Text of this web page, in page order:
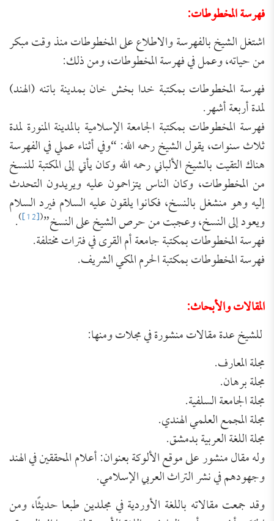
فهرسة المخطوطات:
اشتغل الشيخ بالفهرسة والاطلاع على المخطوطات منذ وقت مبكر
من حياته، وعمل في فهرسة المخطوطات، ومن ذلك:
فهرسة المخطوطات بمكتبة خدا بخش خان بمدينة باتنه (الهند)
لمدة أربعة أشهر.
فهرسة المخطوطات بمكتبة الجامعة الإسلامية بالمدينة المنورة لمدة
ثلاث سنوات، يقول الشيخ رحمه الله: “وفي أثناء عملي في الفهرسة
هناك التقيت بالشيخ الألباني رحمه الله وكان يأتي إلى المكتبة للنسخ
من المخطوطات، وكان الناس يتزاحمون عليه ويريدون التحدث
إليه وهو منشغل بالنسخ، فكانوا يلقون عليه السلام فيرد السلام
ويعود إلى النسخ، وعجبت من حرص الشيخ على النسخ”(
[12]
)
.
فهرسة المخطوطات بمكتبة جامعة أم القرى في فترات مختلفة.
فهرسة المخطوطات بمكتبة الحرم المكي الشريف.
المقالات والأبحاث:
للشيخ عدة مقالات منشورة في مجلات ومنها:
مجلة المعارف.
مجلة برهان.
مجلة الجامعة السلفية.
مجلة المجمع العلمي الهندي.
مجلة اللغة العربية بدمشق.
وله مقال منشور على موقع الألوكة بعنوان: أعلام المحققين في الهند
وجهودهم في نشر التراث العربي الإسلامي.
وقد جمعت مقالاته باللغة الأوردية في مجلدين طبعا حديثًا، ومن